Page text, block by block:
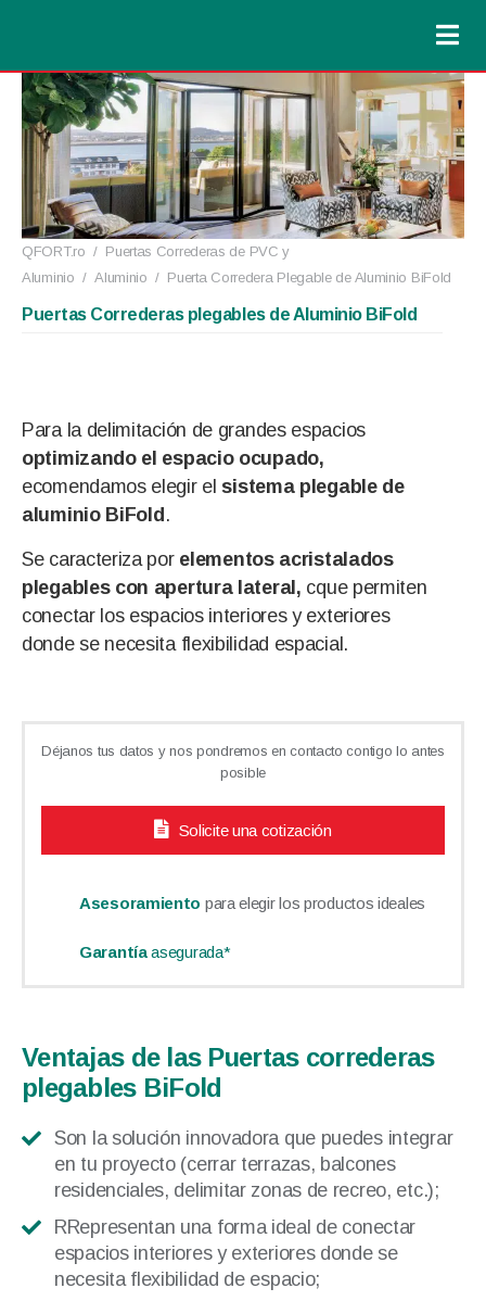
QFORT.ro / Puertas Correderas de PVC y
Aluminio /Aluminio / Puerta Corredera Plegable de Aluminio BiFold
Puertas Correderas plegables de Aluminio BiFold
Para la delimitación de grandes espacios
optimizando el espacio ocupado,
ecomendamos elegir elsistema plegable de
aluminio BiFold .
Se caracteriza por elementos acristalados
plegables con apertura lateral, cque permiten
conectar los espacios interiores y exteriores
donde se necesita flexibilidad espacial.
Déjanos tus datos y nos pondremos en contacto contigo lo antes
posible
Solicite una cotización
Asesoramiento para elegir los productos ideales
Garantíaasegurada*
Ventajas de las Puertas correderas
plegables BiFold
Son la solución innovadora que puedes integrar
en tu proyecto (cerrar terrazas, balcones
residenciales, delimitar zonas de recreo, etc.);
RRepresentan una forma ideal de conectar
espacios interiores y exteriores donde se
necesita flexibilidad de espacio;